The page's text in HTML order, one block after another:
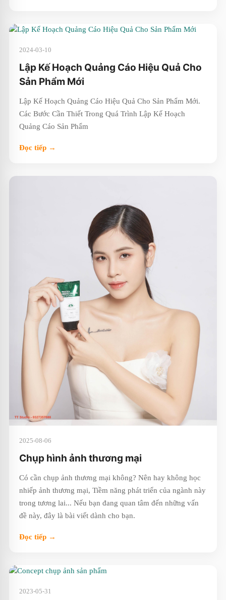
2024-03-10
Lập Kế Hoạch Quảng Cáo Hiệu Quả Cho
Sản Phẩm Mới
Lập Kế Hoạch Quảng Cáo Hiệu Quả Cho Sản Phẩm Mới.
Các Bước Cần Thiết Trong Quá Trình Lập Kế Hoạch
Quảng Cáo Sản Phẩm
Đọc tiếp →
2025-08-06
Chụp hình ảnh thương mại
Có cần chụp ảnh thương mại không? Nên hay không học
nhiếp ảnh thương mại, Tiềm năng phát triển của ngành này
trong tương lai... Nếu bạn đang quan tâm đến những vấn
đề này, đây là bài viết dành cho bạn.
Đọc tiếp →
2023-05-31